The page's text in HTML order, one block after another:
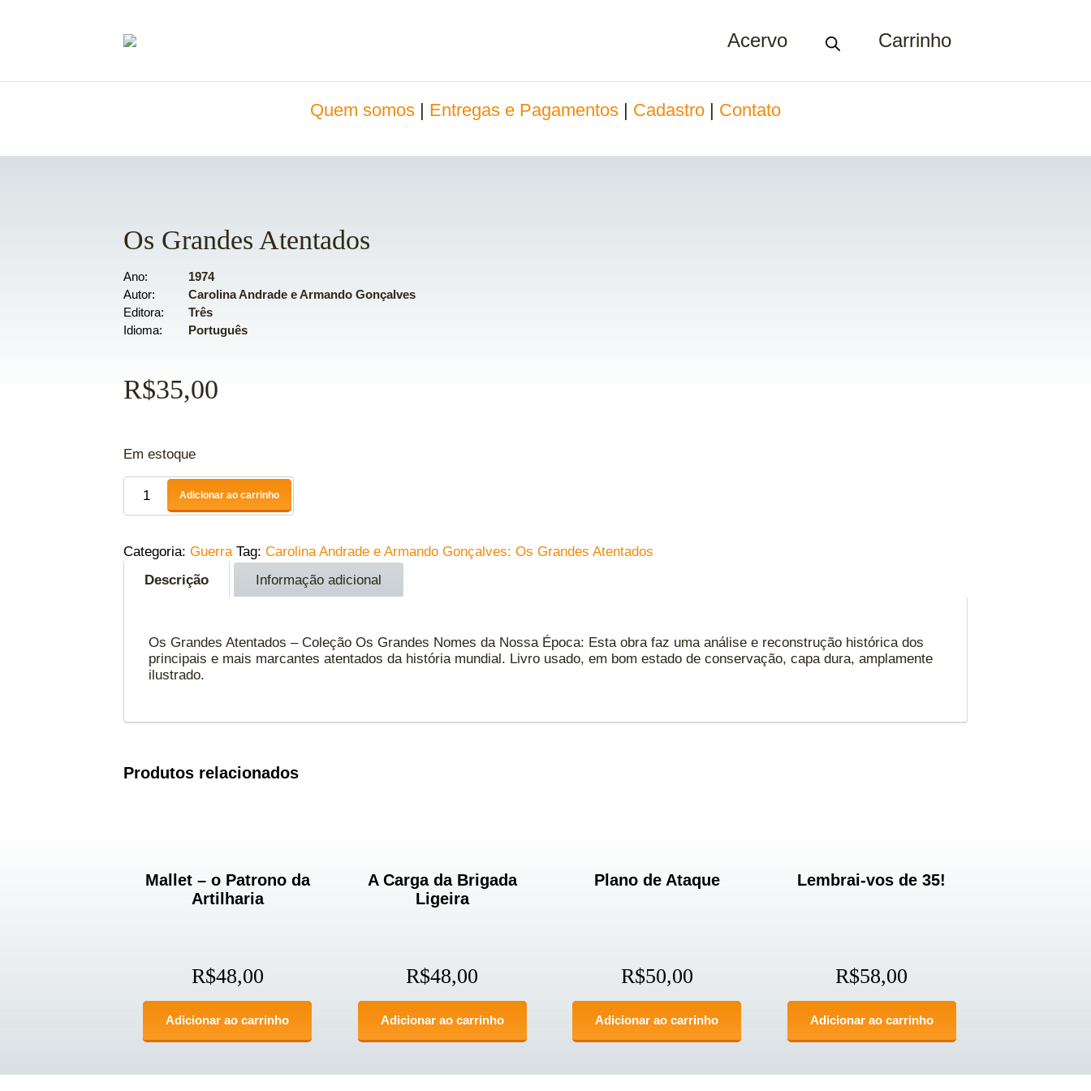
Acervo Carrinho
Quem somos Entregas e Pagamentos Cadastro Contato
Os Grandes Atentados
Ano
1974
Autor
Carolina Andrade e Armando Gonçalves
Editora
Três
Idioma
Português
R$35,00
Em estoque
Adicionar ao carrinho
Categoria: Guerra Tag: Carolina Andrade e Armando Gonçalves: Os Grandes Atentados
Descrição
Informação adicional
Os Grandes Atentados – Coleção Os Grandes Nomes da Nossa Época: Esta obra faz uma análise e reconstrução histórica dos
principais e mais marcantes atentados da história mundial. Livro usado, em bom estado de conservação, capa dura, amplamente
ilustrado.
Produtos relacionados
Mallet – o Patrono da
Artilharia
R$48,00
Adicionar ao carrinho
A Carga da Brigada
Ligeira
R$48,00
Adicionar ao carrinho
Plano de Ataque
R$50,00
Adicionar ao carrinho
Lembrai-vos de 35!
R$58,00
Adicionar ao carrinho